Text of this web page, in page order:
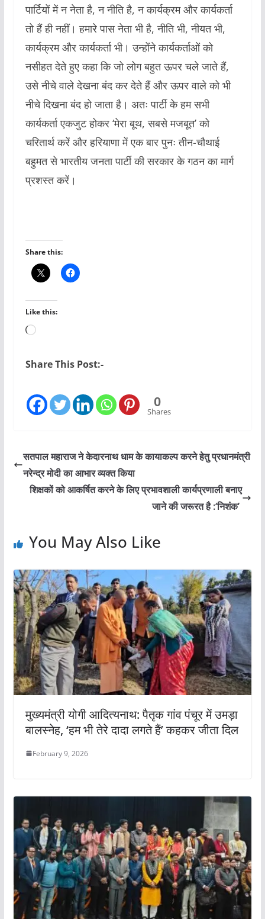
पार्टियों में न नेता है, न नीति है, न कार्यक्रम और कार्यकर्ता
तो हैं ही नहीं। हमारे पास नेता भी है, नीति भी, नीयत भी,
कार्यक्रम और कार्यकर्ता भी। उन्होंने कार्यकर्ताओं को
नसीहत देते हुए कहा कि जो लोग बहुत ऊपर चले जाते हैं,
उसे नीचे वाले देखना बंद कर देते हैं और ऊपर वाले को भी
नीचे दिखना बंद हो जाता है। अतः पार्टी के हम सभी
कार्यकर्ता एकजुट होकर ‘मेरा बूथ, सबसे मजबूत’ को
चरितार्थ करें और हरियाणा में एक बार पुनः तीन-चौथाई
बहुमत से भारतीय जनता पार्टी की सरकार के गठन का मार्ग
प्रशस्त करें।
Share this:
Like this:
Loading…
Share This Post:-
0
Shares
सतपाल महाराज ने केदारनाथ धाम के कायाकल्प करने हेतु प्रधानमंत्री
नरेन्द्र मोदी का आभार व्यक्त किया
शिक्षकों को आकर्षित करने के लिए प्रभावशाली कार्यप्रणाली बनाए
जाने की जरूरत है :‘निशंक’
You May Also Like
मुख्यमंत्री योगी आदित्यनाथ: पैतृक गांव पंचूर में उमड़ा
बालस्नेह, ‘हम भी तेरे दादा लगते हैं’ कहकर जीता दिल
February 9, 2026